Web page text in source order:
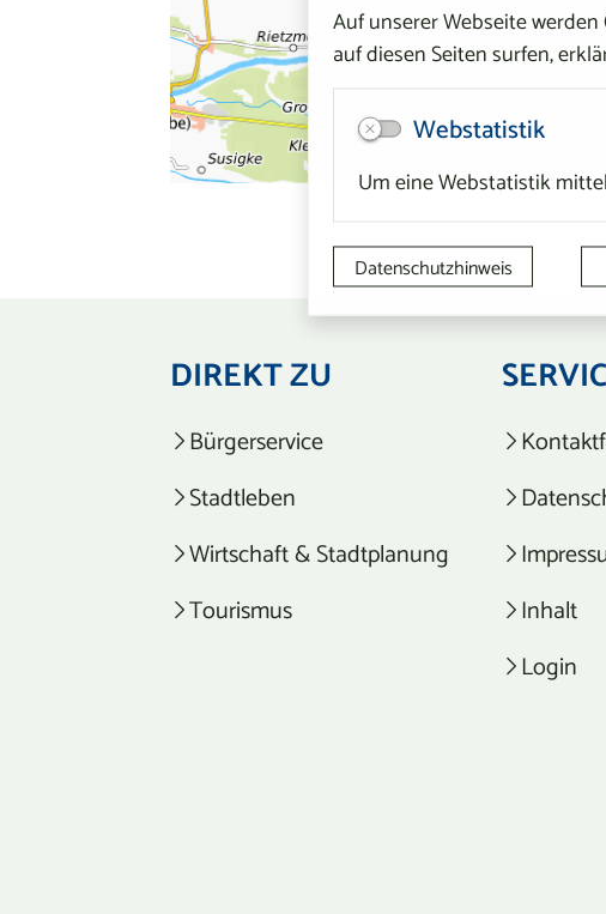
Auf unserer Webseite
auf diesen Seiten surfen,
Webstatistik
Um eine Webstatistik
Datenschutzhinweis
DIREKT ZU
Bürgerservice
Stadtleben
Wirtschaft & Stadtplanung
Tourismus
Inhalt
Login